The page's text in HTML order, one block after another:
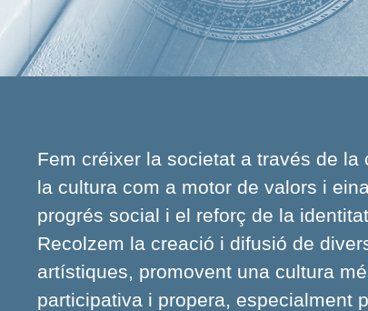
Fem créixer la societat a través de la
la cultura com a motor de valors i
progrés social i el reforç de la
Recolzem la creació i difusió de
artístiques, promovent una cultura
participativa i propera, especialment